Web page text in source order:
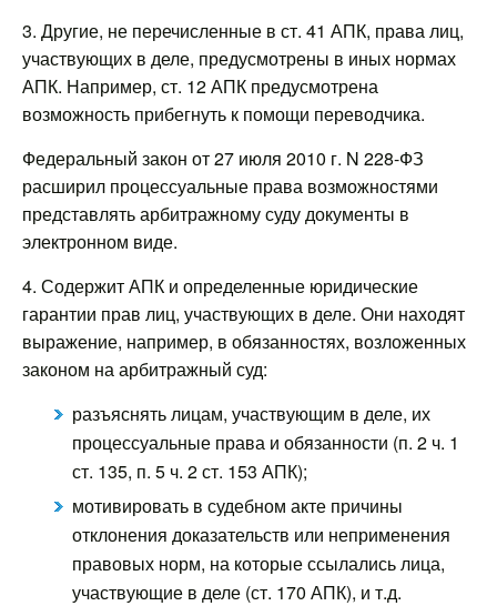
3. Другие, не перечисленные в ст. 41 АПК, права лиц,
участвующих в деле, предусмотрены в иных нормах
АПК. Например, ст. 12 АПК предусмотрена
возможность прибегнуть к помощи переводчика.
Федеральный закон от 27 июля 2010 г. N 228-ФЗ
расширил процессуальные права возможностями
представлять арбитражному суду документы в
электронном виде.
4. Содержит АПК и определенные юридические
гарантии прав лиц, участвующих в деле. Они находят
выражение, например, в обязанностях, возложенных
законом на арбитражный суд:
разъяснять лицам, участвующим в деле, их
процессуальные права и обязанности (п. 2 ч. 1
ст. 135, п. 5 ч. 2 ст. 153 АПК);
мотивировать в судебном акте причины
отклонения доказательств или неприменения
правовых норм, на которые ссылались лица,
участвующие в деле (ст. 170 АПК), и т.д.